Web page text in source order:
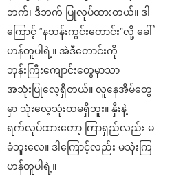
ဘက်၊ ဒီဘက် ပြုလုပ်ထားတယ်။ ဒါ
ကြောင့် “နဘန်းကွင်းတောင်း”လို့ ခေါ်
ဟန်တူပါရဲ့။ အဲဒီတောင်းကို
ဘုန်းကြီးကျောင်းတွေမှာသာ
အသုံးပြုလေ့ရှိတယ်။ လူနေအိမ်တွေ
မှာ သုံးလေ့သုံးထမရှိဘူး။ နှီးနဲ့
ရက်လုပ်ထားတော့ ကြာရှည်လည်း မ
ခံဘူးလေ။ ဒါကြောင့်လည်း မသုံးကြ
ဟန်တူပါရဲ့။